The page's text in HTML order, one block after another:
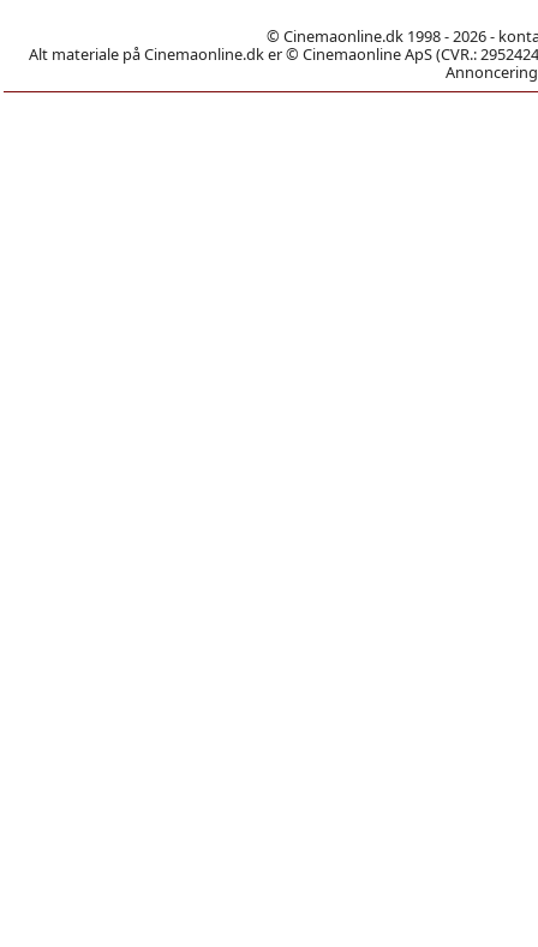
© Cinemaonline.dk 1998 - 2026 -
Alt materiale på Cinemaonline.dk er © Cinemaonline ApS (CVR.: